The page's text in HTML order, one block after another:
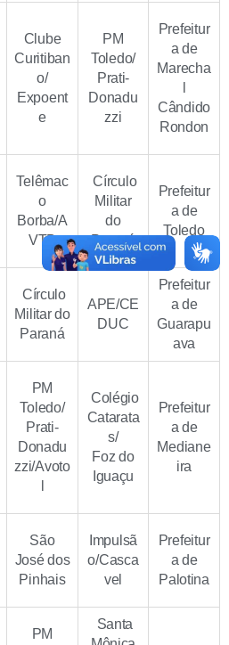
Clube
Curitiban
o/
Expoent
e
PM
Toledo/
Prati-
Donadu
zzi
Prefeitur
a de
Marecha
Cândido
Rondon
Telêmac
o
Borba/A
VTB
Círculo
Militar
do
Paraná
Prefeitur
a de
Toledo
Círculo
Militar do
Paraná
APE/CE
DUC
Prefeitur
a de
Guarapu
ava
PM
Toledo/
Prati-
Donadu
zzi/Avoto
Colégio
Catarata
s/
Foz do
Iguaçu
Prefeitur
a de
Mediane
ira
São
José dos
Pinhais
Impulsã
o/Casca
vel
Prefeitur
a de
Palotina
PM
Santa